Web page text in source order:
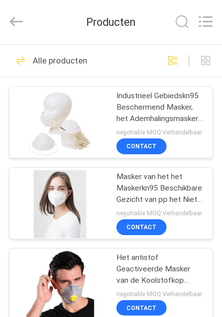
HUIS
PRODUCTEN
ONGEVEER
FABRIEKSREIS
KWALITEITSCONTROLE
CONTACTEER
ONS
NIEUWS
VERZOEK
PRODUCTS
CO.,LTD(WUHAN
Rights
beschikbare
medische toga's
47
Beschikbare
Beschermende Toga
57
beschikbaar
chirurgisch gordijn
Producten
Alle producten
Industrieel Gebiedskn95
Beschermend Masker,
het Ademhalingsmasker
van de het Stofkop van
FFP2 Anti
negotiable MOQ:Verhandelbaar
CONTACT
Masker van het het
Maskerkn95 Beschikbare
Gezicht van pp het Niet-
geweven Vouwbare
FFP2 met Elastische
Earloop
negotiable MOQ:Verhandelbaar
CONTACT
Het antistof
Geactiveerde Masker
van de Koolstofkop
FFP2, Beschikbaar Niet-
geweven Stofmasker
met Klep
negotiable MOQ:Verhandelbaar
CONTACT